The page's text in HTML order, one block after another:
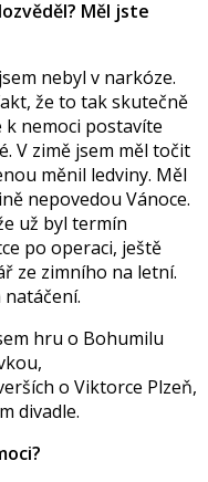
Měl jste
nebyl v narkóze.
že to tak skutečně
nemoci postavíte
V zimě jsem měl točit
měnil ledviny. Měl
nepovedou Vánoce.
už byl termín
po operaci, ještě
ze zimního na letní.
hru o Bohumilu
o Viktorce Plzeň,
divadle.